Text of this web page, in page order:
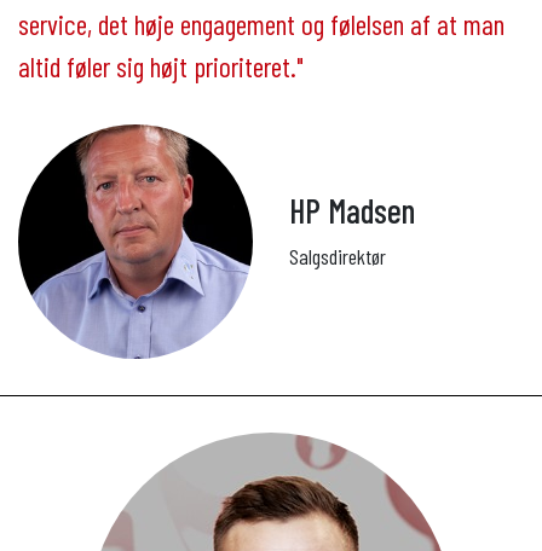
service, det høje engagement og følelsen af at man
altid føler sig højt prioriteret."
HP Madsen
Salgsdirektør